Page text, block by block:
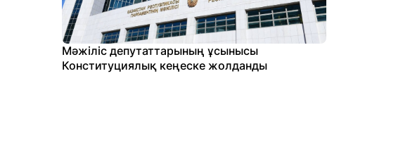
Мәжіліс депутаттарының ұсынысы
Конституциялық кеңеске жолданды